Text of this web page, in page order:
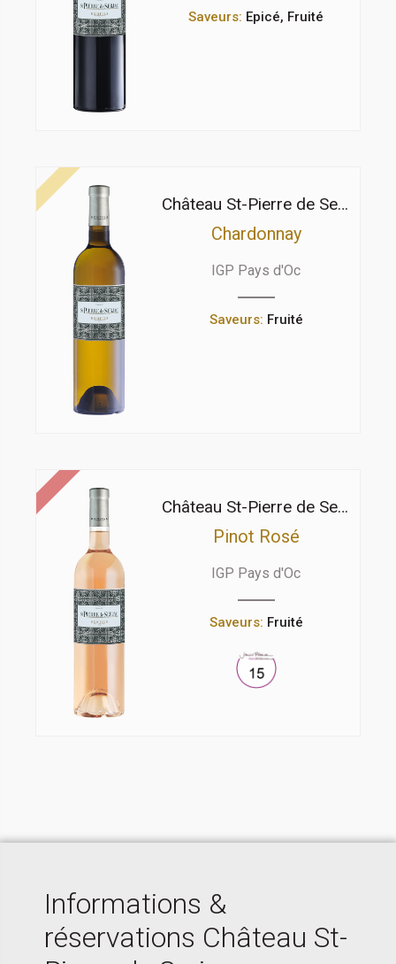
Saveurs: Epicé, Fruité
Château St-Pierre de Serjac
Chardonnay
IGP Pays d'Oc
Saveurs: Fruité
Château St-Pierre de Serjac
Pinot Rosé
IGP Pays d'Oc
Saveurs: Fruité
Informations &
réservations Château St-